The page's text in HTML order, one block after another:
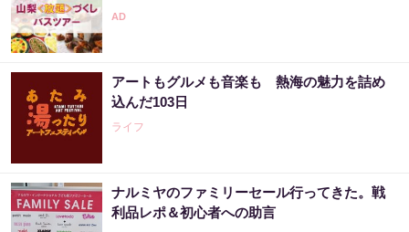
アートもグルメも音楽も 熱海の魅力を詰め
込んだ103日
ライフ
ナルミヤのファミリーセール行ってきた。戦
利品レポ＆初心者への助言